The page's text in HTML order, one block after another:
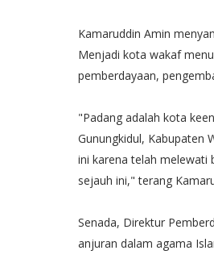
Kamaruddin Amin
Menjadi kota wakaf
pemberdayaan,
"Padang adalah kota
Gunungkidul, Kabupaten
ini karena telah melewati
sejauh ini," terang
Senada, Direktur
anjuran dalam agama